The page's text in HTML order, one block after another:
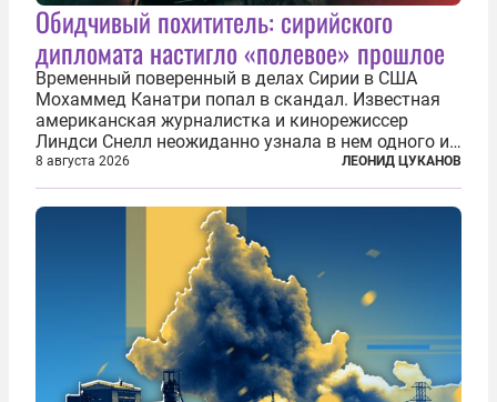
Обидчивый похититель: сирийского
дипломата настигло «полевое» прошлое
Временный поверенный в делах Сирии в США
Мохаммед Канатри попал в скандал. Известная
американская журналистка и кинорежиссер
Линдси Снелл неожиданно узнала в нем одного из
бандитов, похитивших ее в сирийском Алеппо в
2016 году. Журналистка убеждена, что Канатри, в
то время известный под подпольным...
8 августа 2026 ЛЕОНИД ЦУКАНОВ